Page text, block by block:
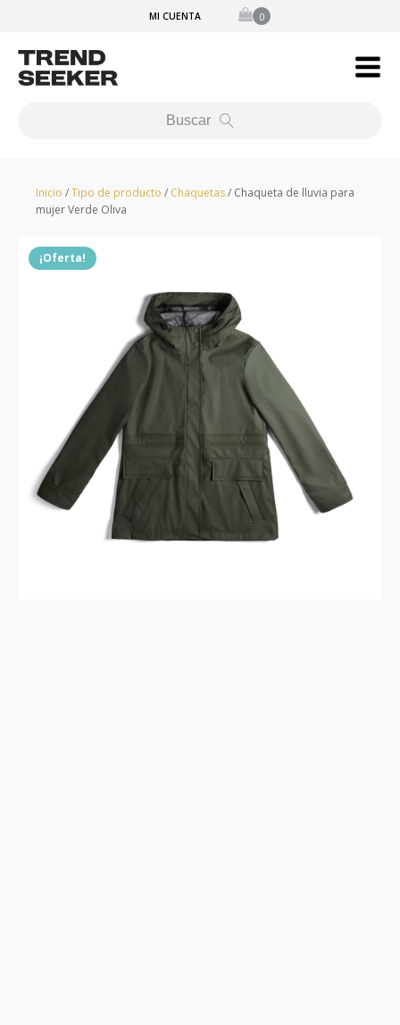
MI CUENTA
Buscar
Inicio /Tipo de producto / Chaquetas/ Chaqueta de lluvia para
mujer Verde Oliva
¡Oferta!